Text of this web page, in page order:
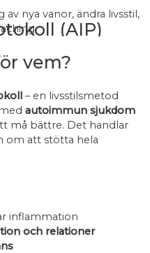
(AIP)
vem?
– en livsstilsmetod
autoimmun sjukdom
må bättre. Det handlar
om att stötta hela
inflammation
och relationer